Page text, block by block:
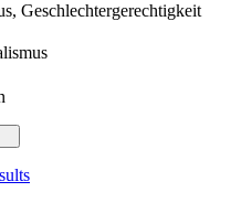
Geschlechtergerechtigkeit